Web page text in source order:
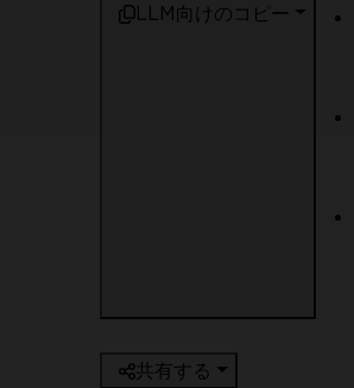
LLM向けのコピー
共有する